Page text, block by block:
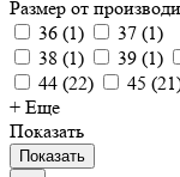
Размер от
36 (1) 37 (1)
38 (1) 39 (1)
44 (22) 45 (21
+ Еще
Показать
Показать